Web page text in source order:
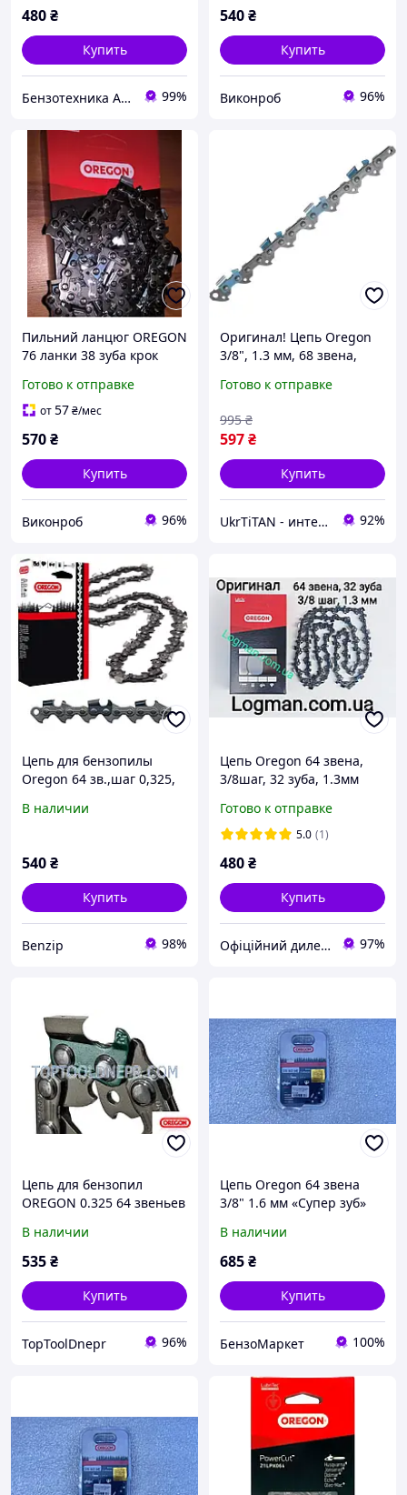
480₴
Купить
Бензотехника Atlant 99%
540₴
Купить
Виконроб 96%
Пильний ланцюг OREGON
76 ланки 38 зуба крок
оригінал
Готово к отправке
от57₴/мес
570₴
Купить
Виконроб 96%
Оригинал! Цепь Oregon
3/8", 1.3 мм, 68 звена,
(91VXL_68E) - Высшее
Готово к отправке
597₴
995 ₴
Купить
UkrTiTAN - интернет-магазин электроники и компьютерной техники 92%
Цепь для бензопилы
Oregon 64 зв.,шаг 0,325,
(супер качество)
В наличии
540₴
Купить
Benzip 98%
Цепь Oregon 64 звена,
3/8шаг, 32 зуба, 1.3мм
Орегон
Готово к отправке
5.0 (1)
480₴
Купить
Офіційний дилер Oleo-Mac в Україні - Logman.com.ua 97%
Цепь для бензопил
OREGON 0.325 64 звеньев
В наличии
535₴
Купить
TopToolDnepr 96%
Цепь Oregon 64 звена
3/8" 1.6 мм «Супер зуб»
Сич 270 (шина 45 см)
В наличии
685₴
Купить
БензоМаркет 100%